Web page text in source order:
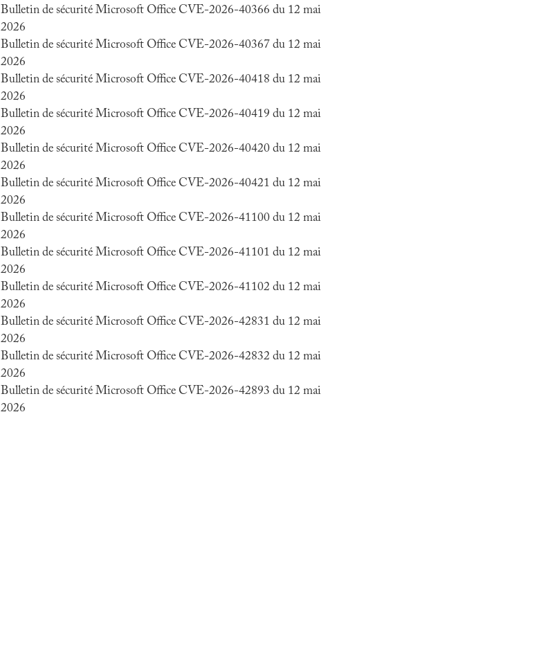
Bulletin de sécurité Microsoft Office CVE-2026-40366 du 12 mai
2026
Bulletin de sécurité Microsoft Office CVE-2026-40367 du 12 mai
2026
Bulletin de sécurité Microsoft Office CVE-2026-40418 du 12 mai
2026
Bulletin de sécurité Microsoft Office CVE-2026-40419 du 12 mai
2026
Bulletin de sécurité Microsoft Office CVE-2026-40420 du 12 mai
2026
Bulletin de sécurité Microsoft Office CVE-2026-40421 du 12 mai
2026
Bulletin de sécurité Microsoft Office CVE-2026-41100 du 12 mai
2026
Bulletin de sécurité Microsoft Office CVE-2026-41101 du 12 mai
2026
Bulletin de sécurité Microsoft Office CVE-2026-41102 du 12 mai
2026
Bulletin de sécurité Microsoft Office CVE-2026-42831 du 12 mai
2026
Bulletin de sécurité Microsoft Office CVE-2026-42832 du 12 mai
2026
Bulletin de sécurité Microsoft Office CVE-2026-42893 du 12 mai
2026